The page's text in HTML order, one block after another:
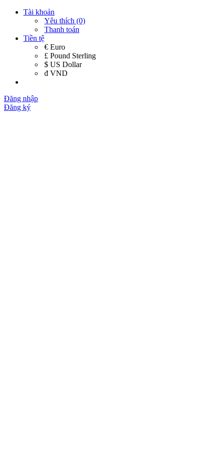
Tài khoản
Yêu thích (0)
Thanh toán
Tiền tệ
€ Euro
£ Pound Sterling
$ US Dollar
đ VND
Đăng nhập
Đăng ký